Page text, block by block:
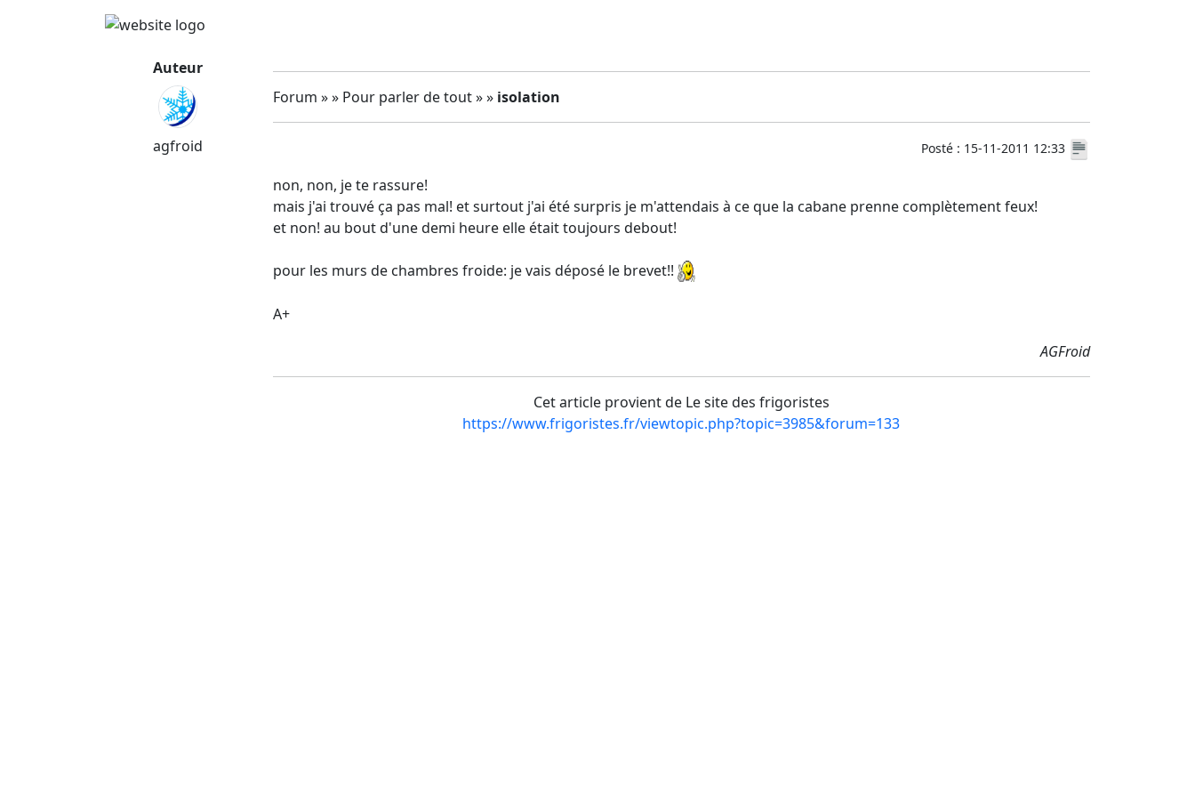
Auteur
agfroid
Forum » » Pour parler de tout » » isolation
Posté : 15-11-2011 12:33
non, non, je te rassure!
mais j'ai trouvé ça pas mal! et surtout j'ai été surpris je m'attendais à ce que la cabane prenne complètement feux!
et non! au bout d'une demi heure elle était toujours debout!
pour les murs de chambres froide: je vais déposé le brevet!!
A+
AGFroid
Cet article provient de Le site des frigoristes
https://www.frigoristes.fr/viewtopic.php?topic=3985&forum=133